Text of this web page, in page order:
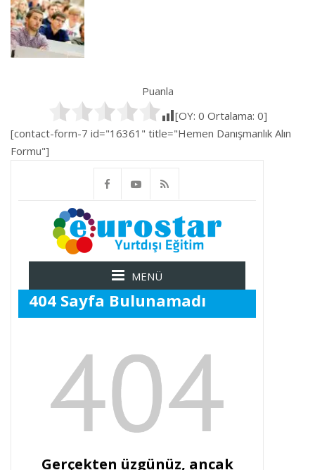
Puanla
[OY: 0 Ortalama: 0]
[contact-form-7 id="16361" title="Hemen Danışmanlık Alın
Formu"]